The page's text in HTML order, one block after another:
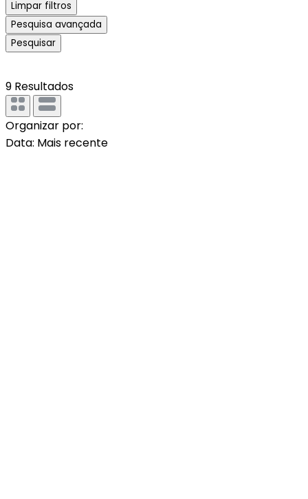
Limpar filtros
Pesquisa avançada
Pesquisar
9 Resultados
Organizar por:
Data: Mais recente